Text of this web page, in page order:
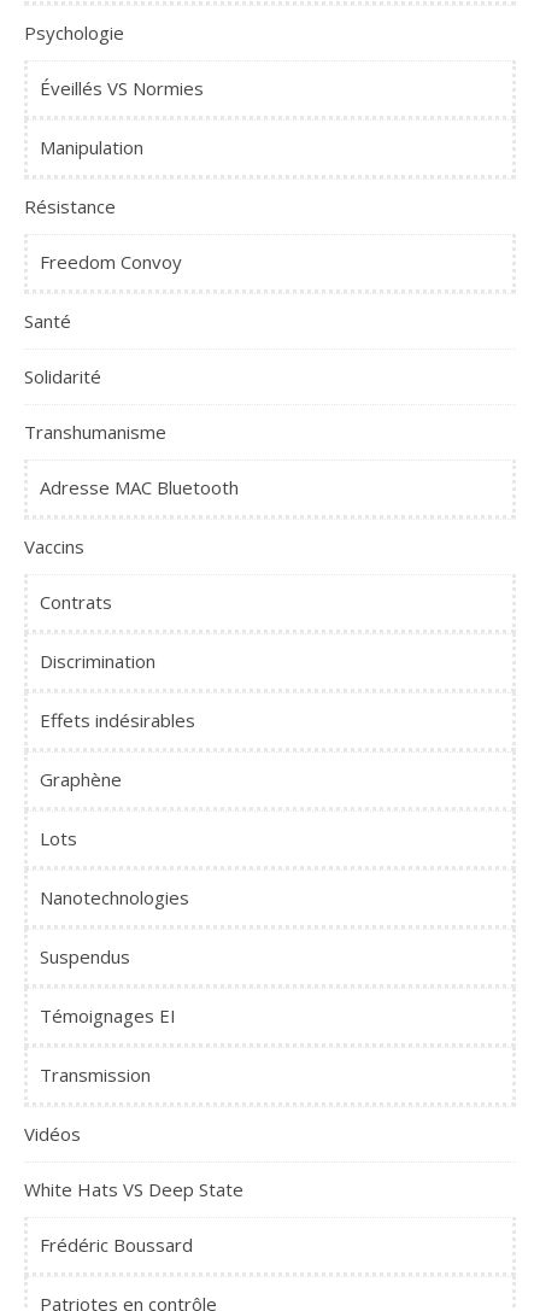
Psychologie
Éveillés VS Normies
Manipulation
Résistance
Freedom Convoy
Santé
Solidarité
Transhumanisme
Adresse MAC Bluetooth
Vaccins
Contrats
Discrimination
Effets indésirables
Graphène
Lots
Nanotechnologies
Suspendus
Témoignages EI
Transmission
Vidéos
White Hats VS Deep State
Frédéric Boussard
Patriotes en contrôle